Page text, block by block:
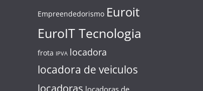
Empreendedorismo Euroit
EuroIT Tecnologia
frota IPVA locadora
locadora de veiculos
locadoras locadoras de